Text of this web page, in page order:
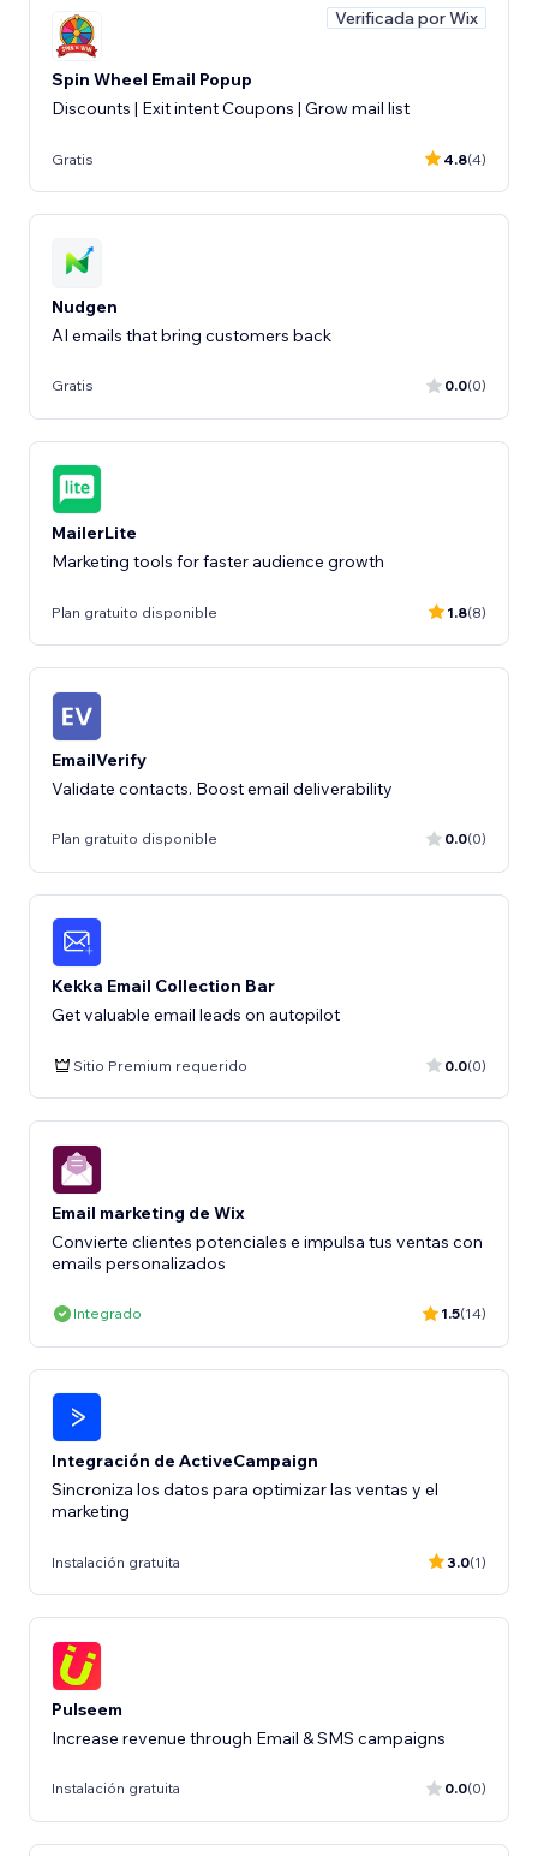
Verificada por Wix
Spin Wheel Email Popup
Discounts | Exit intent Coupons | Grow mail list
Gratis 4.8(4)
Nudgen
AI emails that bring customers back
Gratis 0.0(0)
MailerLite
Marketing tools for faster audience growth
Plan gratuito disponible 1.8(8)
EmailVerify
Validate contacts. Boost email deliverability
Plan gratuito disponible 0.0(0)
Kekka Email Collection Bar
Get valuable email leads on autopilot
Sitio Premium requerido 0.0(0)
Email marketing de Wix
Convierte clientes potenciales e impulsa tus ventas con
emails personalizados
Integrado 1.5(14)
Integración de ActiveCampaign
Sincroniza los datos para optimizar las ventas y el
marketing
Instalación gratuita 3.0(1)
Pulseem
Increase revenue through Email & SMS campaigns
Instalación gratuita 0.0(0)